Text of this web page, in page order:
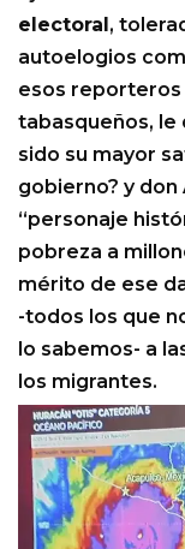
electoral,
autoelogios
esos reporteros
tabasqueños, le
sido su mayor
gobierno? y don
“personaje
pobreza a
mérito de ese
-todos los que
lo sabemos- a
los migrantes.